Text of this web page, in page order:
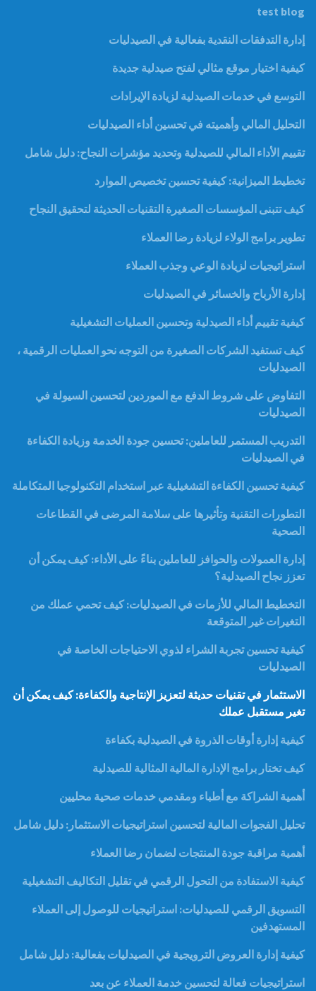
test blog
إدارة التدفقات النقدية بفعالية في الصيدليات
كيفية اختيار موقع مثالي لفتح صيدلية جديدة
التوسع في خدمات الصيدلية لزيادة الإيرادات
التحليل المالي وأهميته في تحسين أداء الصيدليات
تقييم الأداء المالي للصيدلية وتحديد مؤشرات النجاح: دليل شامل
تخطيط الميزانية: كيفية تحسين تخصيص الموارد
كيف تتبنى المؤسسات الصغيرة التقنيات الحديثة لتحقيق النجاح
تطوير برامج الولاء لزيادة رضا العملاء
استراتيجيات لزيادة الوعي وجذب العملاء
إدارة الأرباح والخسائر في الصيدليات
كيفية تقييم أداء الصيدلية وتحسين العمليات التشغيلية
كيف تستفيد الشركات الصغيرة من التوجه نحو العمليات الرقمية ،
الصيدليات
التفاوض على شروط الدفع مع الموردين لتحسين السيولة في
الصيدليات
التدريب المستمر للعاملين: تحسين جودة الخدمة وزيادة الكفاءة
في الصيدليات
كيفية تحسين الكفاءة التشغيلية عبر استخدام التكنولوجيا المتكاملة
التطورات التقنية وتأثيرها على سلامة المرضى في القطاعات
الصحية
إدارة العمولات والحوافز للعاملين بناءً على الأداء: كيف يمكن أن
تعزز نجاح الصيدلية؟
التخطيط المالي للأزمات في الصيدليات: كيف تحمي عملك من
التغيرات غير المتوقعة
كيفية تحسين تجربة الشراء لذوي الاحتياجات الخاصة في
الصيدليات
الاستثمار في تقنيات حديثة لتعزيز الإنتاجية والكفاءة: كيف يمكن أن
تغير مستقبل عملك
كيفية إدارة أوقات الذروة في الصيدلية بكفاءة
كيف تختار برامج الإدارة المالية المثالية للصيدلية
أهمية الشراكة مع أطباء ومقدمي خدمات صحية محليين
تحليل الفجوات المالية لتحسين استراتيجيات الاستثمار: دليل شامل
أهمية مراقبة جودة المنتجات لضمان رضا العملاء
كيفية الاستفادة من التحول الرقمي في تقليل التكاليف التشغيلية
التسويق الرقمي للصيدليات: استراتيجيات للوصول إلى العملاء
المستهدفين
كيفية إدارة العروض الترويجية في الصيدليات بفعالية: دليل شامل
استراتيجيات فعالة لتحسين خدمة العملاء عن بعد